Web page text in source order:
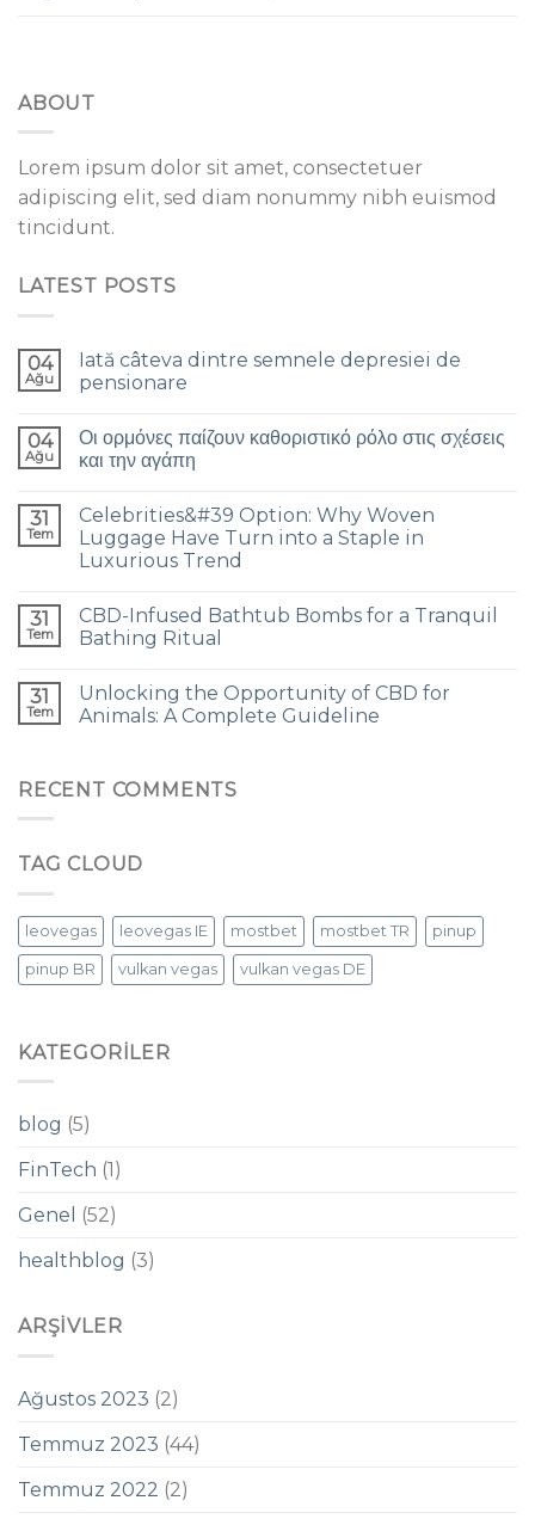
ABOUT
Lorem ipsum dolor sit amet, consectetuer
adipiscing elit, sed diam nonummy nibh euismod
tincidunt.
LATEST POSTS
04
Ağu
Iată câteva dintre semnele depresiei de
pensionare
04
Ağu
Οι ορμόνες παίζουν καθοριστικό ρόλο στις σχέσεις
και την αγάπη
31
Tem
Celebrities&#39 Option: Why Woven
Luggage Have Turn into a Staple in
Luxurious Trend
31
Tem
CBD-Infused Bathtub Bombs for a Tranquil
Bathing Ritual
31
Tem
Unlocking the Opportunity of CBD for
Animals: A Complete Guideline
RECENT COMMENTS
TAG CLOUD
leovegas leovegas IE mostbet mostbet TR pinup
pinup BR vulkan vegas vulkan vegas DE
KATEGORILER
blog (5)
FinTech (1)
Genel
(52)
healthblog (3)
ARŞIVLER
Ağustos 2023 (2)
Temmuz 2023 (44)
Temmuz 2022 (2)